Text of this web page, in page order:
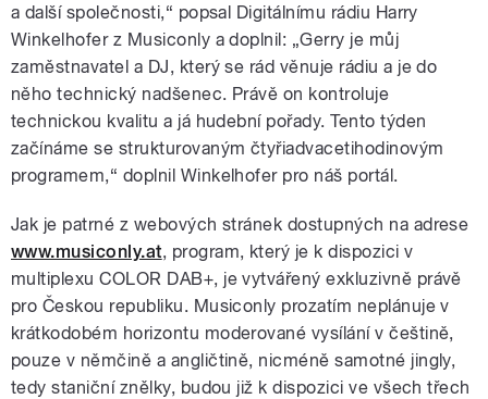
a další společnosti,“ popsal Digitálnímu rádiu Harry
Winkelhofer z Musiconly a doplnil: „Gerry je můj
zaměstnavatel a DJ, který se rád věnuje rádiu a je do
něho technický nadšenec. Právě on kontroluje
technickou kvalitu a já hudební pořady. Tento týden
začínáme se strukturovaným čtyřiadvacetihodinovým
programem,“ doplnil Winkelhofer pro náš portál.
Jak je patrné z webových stránek dostupných na adrese
www.musiconly.at, program, který je k dispozici v
multiplexu COLOR DAB+, je vytvářený exkluzivně právě
pro Českou republiku. Musiconly prozatím neplánuje v
krátkodobém horizontu moderované vysílání v češtině,
pouze v němčině a angličtině, nicméně samotné jingly,
tedy staniční znělky, budou již k dispozici ve všech třech